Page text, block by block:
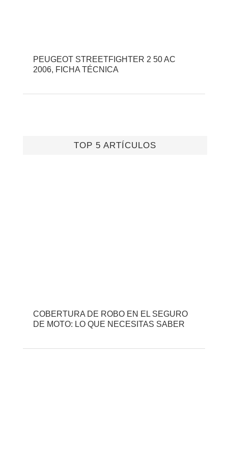
PEUGEOT STREETFIGHTER 2 50 AC
2006, FICHA TÉCNICA
TOP 5 ARTÍCULOS
COBERTURA DE ROBO EN EL SEGURO
DE MOTO: LO QUE NECESITAS SABER